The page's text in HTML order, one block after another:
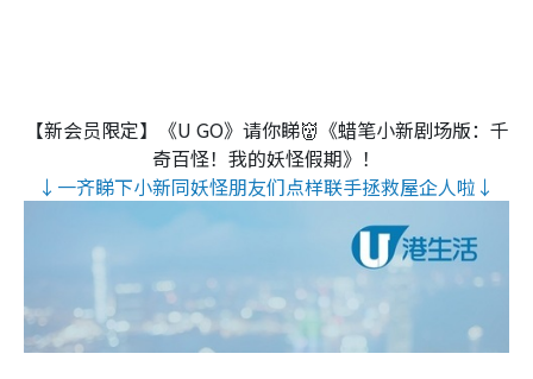
【新会员限定】《U GO》请你睇👹《蜡笔小新剧场版：千
奇百怪！我的妖怪假期》！
↓一齐睇下小新同妖怪朋友们点样联手拯救屋企人啦↓